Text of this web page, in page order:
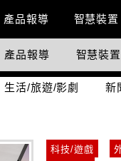
Main Menu
產品報導 智慧裝置
國際科技情報
產品報導 智慧裝置
生活/旅遊/影劇 新
科技/遊戲